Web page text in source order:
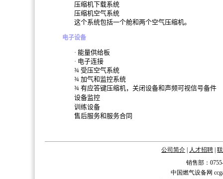
压缩机下载系统
压缩机空气系统
这个系统包括一个舱和两个空气压缩机。
电子设备
· 能量供给板
· 电子连接
¾ 受压空气系统
¾ 加气和监控系统
¾ 有应答键压缩机，关闭设备和声频可视信号备件
设备监控
训练设备
售后服务和服务合同
公司简介 人才招聘
销售部：
中国燃气设备网